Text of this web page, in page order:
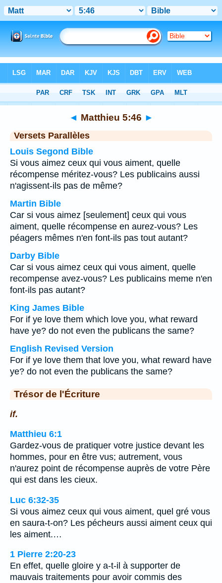
Chapitre 5 > Verset 46
◄ Matthieu 5:46 ►
Versets Parallèles
Louis Segond Bible
Si vous aimez ceux qui vous aiment, quelle
récompense méritez-vous? Les publicains aussi
n'agissent-ils pas de même?
Martin Bible
Car si vous aimez [seulement] ceux qui vous
aiment, quelle récompense en aurez-vous? Les
péagers mêmes n'en font-ils pas tout autant?
Darby Bible
Car si vous aimez ceux qui vous aiment, quelle
recompense avez-vous? Les publicains meme n'en
font-ils pas autant?
King James Bible
For if ye love them which love you, what reward
have ye? do not even the publicans the same?
English Revised Version
For if ye love them that love you, what reward have
ye? do not even the publicans the same?
Trésor de l'Écriture
if.
Matthieu 6:1
Gardez-vous de pratiquer votre justice devant les
hommes, pour en être vus; autrement, vous
n'aurez point de récompense auprès de votre Père
qui est dans les cieux.
Luc 6:32-35
Si vous aimez ceux qui vous aiment, quel gré vous
en saura-t-on? Les pécheurs aussi aiment ceux qui
les aiment.…
1 Pierre 2:20-23
En effet, quelle gloire y a-t-il à supporter de
mauvais traitements pour avoir commis des